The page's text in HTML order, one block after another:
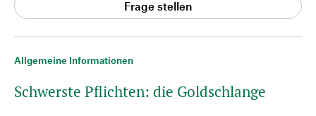
Allgemeine Informationen
Schwerste Pflichten: die Goldschlange
Frage stellen